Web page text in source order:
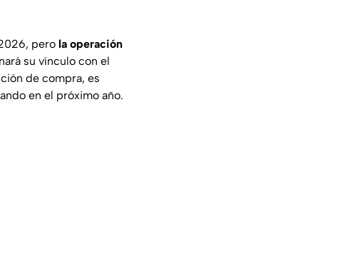
pero la operación
su vínculo con el
de compra, es
en el próximo año.